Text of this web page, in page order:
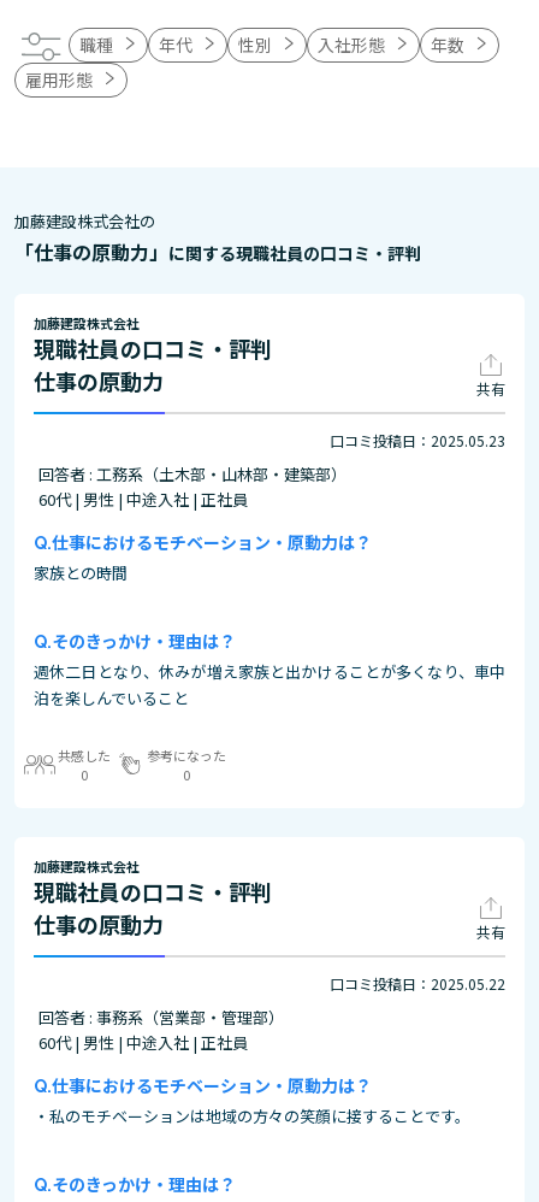
職種 年代 性別 入社形態
年数
雇用形態
加藤建設株式会社の
「仕事の原動力」 に関する現職社員の口コミ・評判
加藤建設株式会社
現職社員の口コミ・評判
仕事の原動力
共有
口コミ投稿日：2025.05.23
回答者 : 工務系（土木部・山林部・建築部）
60代 | 男性 | 中途入社 | 正社員
仕事におけるモチベーション・原動力は？
家族との時間
そのきっかけ・理由は？
週休二日となり、休みが増え家族と出かけることが多くなり、車中
泊を楽しんでいること
共感した
0
参考になった
0
加藤建設株式会社
現職社員の口コミ・評判
仕事の原動力
共有
口コミ投稿日：2025.05.22
回答者 : 事務系（営業部・管理部）
60代 | 男性 | 中途入社 | 正社員
仕事におけるモチベーション・原動力は？
・私のモチベーションは地域の方々の笑顔に接することです。
そのきっかけ・理由は？